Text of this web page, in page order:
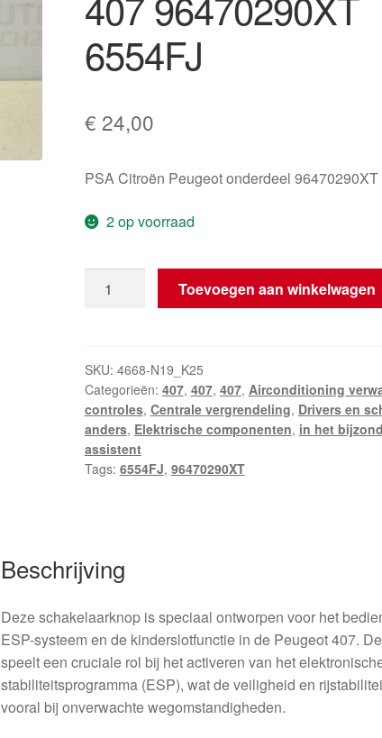
6554FJ
€ 24,00
PSA Citroën Peugeot onderdeel 96470290XT
2 op voorraad
Peugeot
6554FJ
hoeveelheid
Toevoegen aan winkelwagen
SKU: 4668-N19_K25
Categorieën: 407, 407, 407, Airconditioning
controles, Centrale vergrendeling, Drivers en
anders, Elektrische componenten, in het
assistent
Tags: 6554FJ, 96470290XT
Beschrijving
Deze schakelaarknop is speciaal ontworpen voor het
ESP-systeem en de kinderslotfunctie in de Peugeot 407.
speelt een cruciale rol bij het activeren van het
stabiliteitsprogramma (ESP), wat de veiligheid en
vooral bij onverwachte wegomstandigheden.